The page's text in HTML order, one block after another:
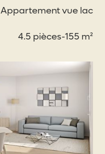
Appartement vue lac
4.5 pièces-155 m²